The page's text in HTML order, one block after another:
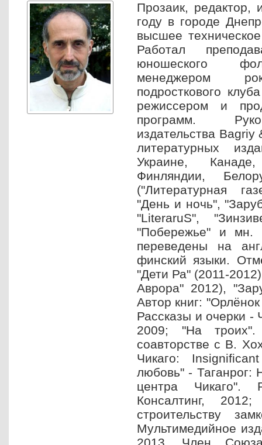
Прозаик, редактор,
году в городе
высшее
Работал
юношеского
менеджером
подросткового
режиссером и
программ.
издательства Bagriy
литературных
Украине,
Финляндии,
("Литературная
"День и ночь",
"LiteraruS",
"Побережье" и мн.
переведены на
финский языки.
"Дети Ра" (2011-
Аврора" 2012),
Автор книг:
Рассказы и очерки -
2009; "На троих".
соавторстве с В.
Чикаго:
любовь" - Таганрог:
центра
Консалтинг,
строительству
Мультимедийное